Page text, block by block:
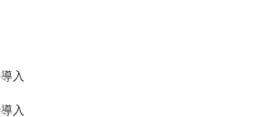
入
入